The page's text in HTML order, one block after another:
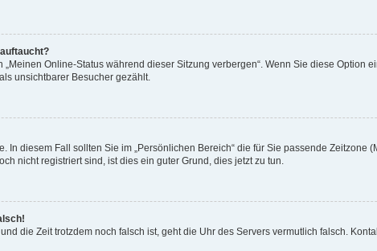
Online-Status während dieser Sitzung verbergen“. Wenn Sie diese Option
unsichtbarer Besucher gezählt.
diesem Fall sollten Sie im „Persönlichen Bereich“ die für Sie passende Zeitzone
nicht registriert sind, ist dies ein guter Grund, dies jetzt zu tun.
die Zeit trotzdem noch falsch ist, geht die Uhr des Servers vermutlich falsch.